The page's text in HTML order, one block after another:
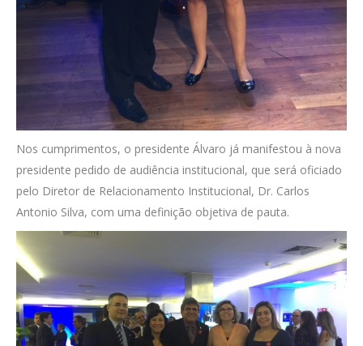
Nos cumprimentos, o presidente Álvaro já manifestou à nova
presidente pedido de audiência institucional, que será oficiado
pelo Diretor de Relacionamento Institucional, Dr. Carlos
Antonio Silva, com uma definição objetiva de pauta.